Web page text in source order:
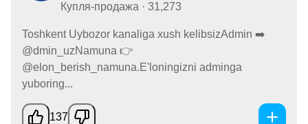
Купля-продажа · 31,273
Toshkent Uybozor kanaliga xush kelibsizAdmin ➡️
@dmin_uzNamuna 👉
@elon_berish_namuna.E'loningizni adminga
yuboring...
137